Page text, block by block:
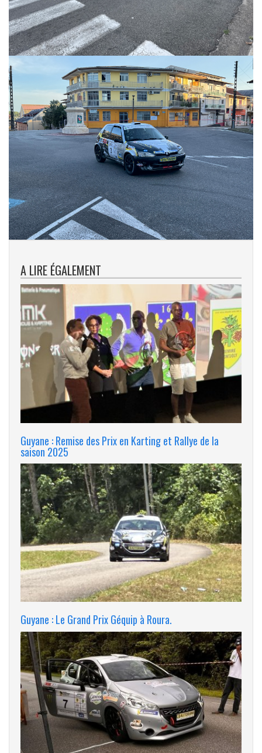
A LIRE ÉGALEMENT
Guyane : Remise des Prix en Karting et Rallye de la
saison 2025
Guyane : Le Grand Prix Géquip à Roura.